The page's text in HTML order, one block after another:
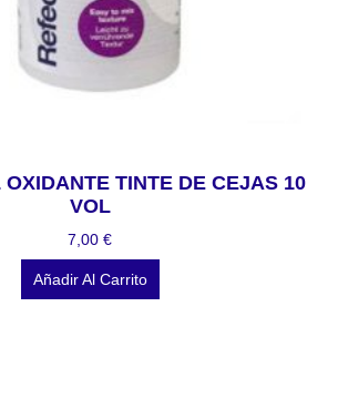
OXIDANTE TINTE DE CEJAS 10
VOL
7,00 €
Añadir Al Carrito